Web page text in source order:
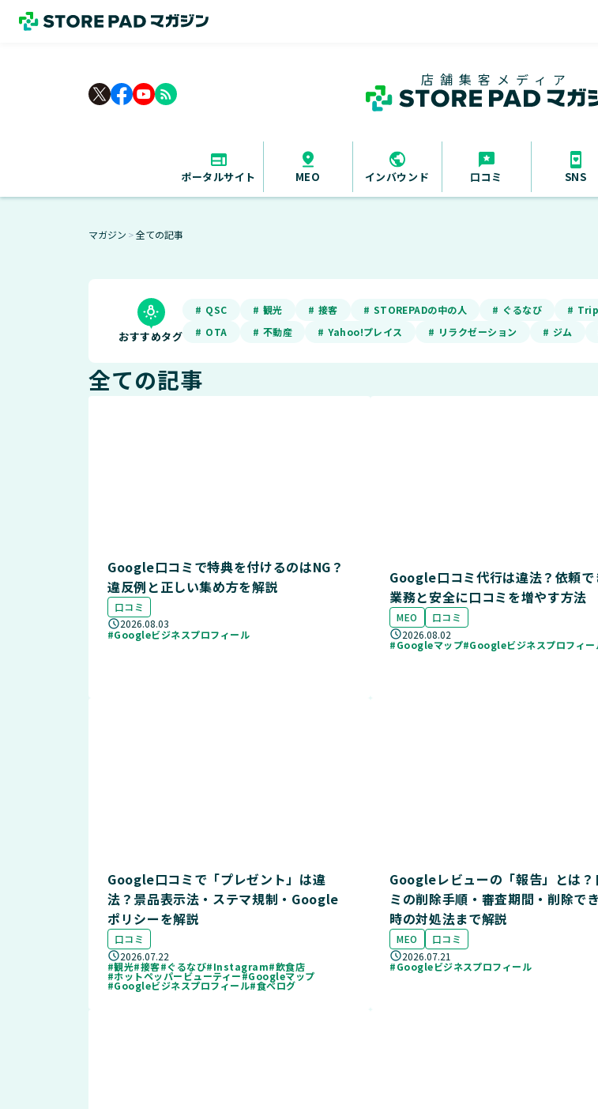
rss_feed
店舗集客メディア
ポータルサイト MEO インバウンド 口コミ SNS
マガジン ＞ 全ての記事
おすすめタグ
# QSC # 観光 # 接客 # STOREPADの中の人 # ぐるなび #
# OTA
# 不動産 # Yahoo!プレイス # リラクゼーション # ジム
全ての記事
Google口コミで特典を付けるのはNG？
違反例と正しい集め方を解説
口コミ
2026.08.03
#Googleビジネスプロフィール
Google口コミ代行は違法？依頼で
業務と安全に口コミを増やす方法
MEO
口コミ
2026.08.02
#Googleマップ#Googleビジネスプロフィー
Google口コミで「プレゼント」は違
法？景品表示法・ステマ規制・Google
ポリシーを解説
口コミ
2026.07.22
#観光#接客#ぐるなび#Instagram#飲食店
#ホットペッパービューティー#Googleマップ
#Googleビジネスプロフィール#食べログ
Googleレビューの「報告」とは？
ミの削除手順・審査期間・削除で
時の対処法まで解説
MEO
口コミ
2026.07.21
#Googleビジネスプロフィール